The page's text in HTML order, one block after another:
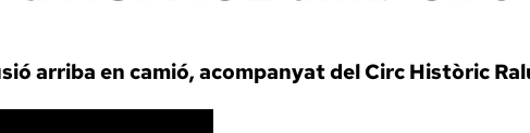
arriba en camió, acompanyat del Circ Històric